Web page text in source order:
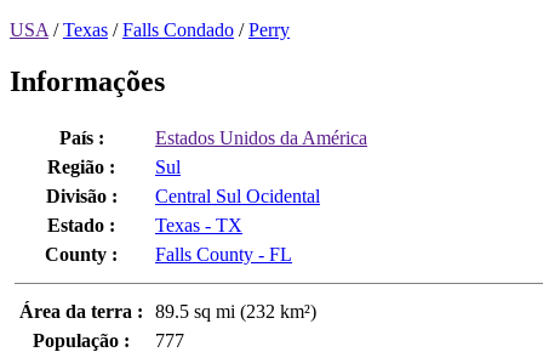
USA /Texas /Falls Condado /Perry
Informações
País :
Estados Unidos da América
Região :
Sul
Divisão :
Central Sul Ocidental
Estado :
Texas - TX
County :
Falls County - FL
Área da terra :
89.5 sq mi (232 km²)
População :
777